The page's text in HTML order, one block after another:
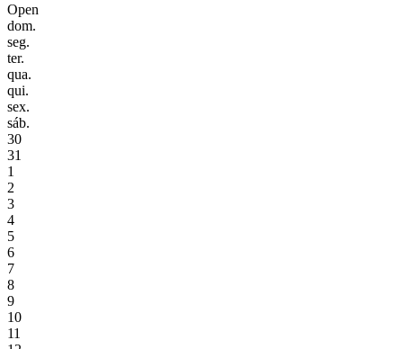
Open
dom.
seg.
ter.
qua.
qui.
sex.
sáb.
30
31
1
2
3
4
5
6
7
8
9
10
11